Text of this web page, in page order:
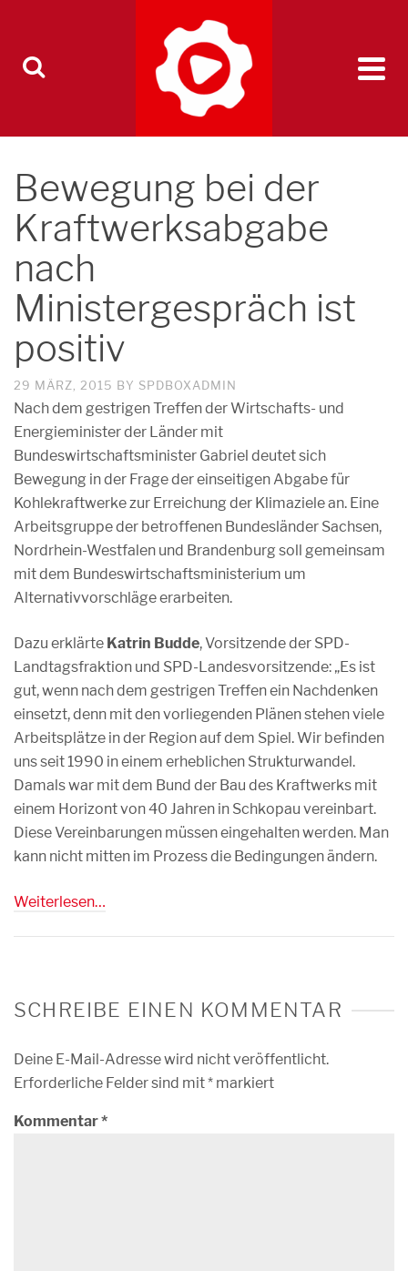
Bewegung bei der
Kraftwerksabgabe
nach
Ministergespräch ist
positiv
29 MÄRZ, 2015 BY SPDBOXADMIN
Nach dem gestrigen Treffen der Wirtschafts- und
Energieminister der Länder mit
Bundeswirtschaftsminister Gabriel deutet sich
Bewegung in der Frage der einseitigen Abgabe für
Kohlekraftwerke zur Erreichung der Klimaziele an. Eine
Arbeitsgruppe der betroffenen Bundesländer Sachsen,
Nordrhein-Westfalen und Brandenburg soll gemeinsam
mit dem Bundeswirtschaftsministerium um
Alternativvorschläge erarbeiten.
Dazu erklärte Katrin Budde, Vorsitzende der SPD-
Landtagsfraktion und SPD-Landesvorsitzende: „Es ist
gut, wenn nach dem gestrigen Treffen ein Nachdenken
einsetzt, denn mit den vorliegenden Plänen stehen viele
Arbeitsplätze in der Region auf dem Spiel. Wir befinden
uns seit 1990 in einem erheblichen Strukturwandel.
Damals war mit dem Bund der Bau des Kraftwerks mit
einem Horizont von 40 Jahren in Schkopau vereinbart.
Diese Vereinbarungen müssen eingehalten werden. Man
kann nicht mitten im Prozess die Bedingungen ändern.
Weiterlesen…
SCHREIBE EINEN KOMMENTAR
Deine E-Mail-Adresse wird nicht veröffentlicht.
Erforderliche Felder sind mit* markiert
Kommentar*